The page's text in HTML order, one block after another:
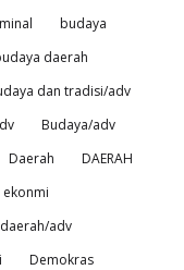
budaya
daerah
dan tradisi/adv
Budaya/adv
Daerah
DAERAH
daerah/adv
Demokras